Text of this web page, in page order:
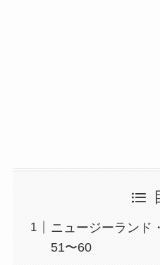
ニュージーランド
51〜60